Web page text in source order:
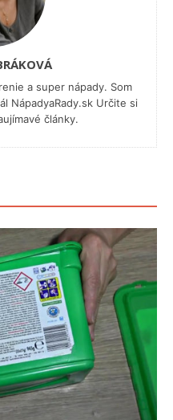
a super nápady. Som
NápadyaRady.sk Určite si
články.